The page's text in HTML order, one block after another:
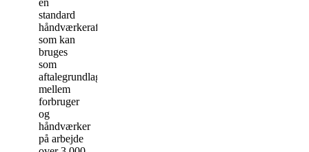
en
standard
håndværkeraftale,
som kan
bruges
som
aftalegrundlag
mellem
forbruger
og
håndværker
på arbejde